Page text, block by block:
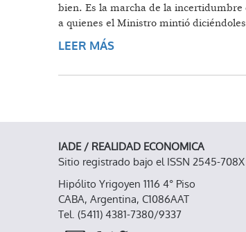
bien. Es la marcha de la
a quienes el Ministro mintió
LEER MÁS
IADE / REALIDAD ECONOMICA
Sitio registrado bajo el ISSN 2545-708X
Hipólito Yrigoyen 1116 4° Piso
CABA, Argentina, C1086AAT
Tel. (5411) 4381-7380/9337